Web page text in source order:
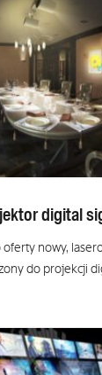
digital
oferty nowy,
do projekcji